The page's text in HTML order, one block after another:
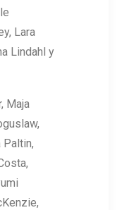
Lara
Lindahl y
Maja
Paltin,